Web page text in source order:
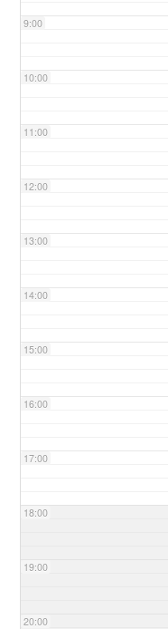
9:00
10:00
11:00
12:00
13:00
14:00
15:00
16:00
17:00
18:00
19:00
20:00